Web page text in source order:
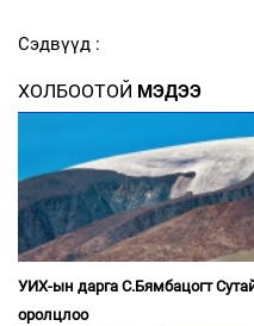
Сэдвүүд :
ХОЛБООТОЙ МЭДЭЭ
УИХ-ын дарга С.Бямбацогт
оролцлоо